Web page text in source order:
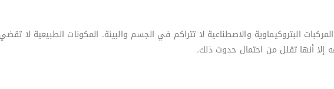
البتروكيماوية والاصطناعية لا تتراكم في الجسم والبيئة. المكونات الطبيعية لا
إلا أنها تقلل من احتمال حدوث ذلك.